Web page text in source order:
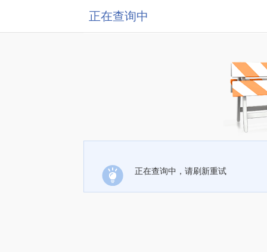
正在查询中
正在查询中，请刷新重试